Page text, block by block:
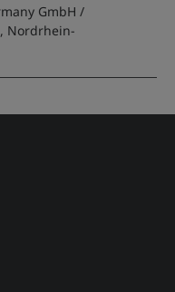
GmbH /
Nordrhein-